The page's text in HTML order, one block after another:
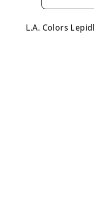
je
5,0
z
L.A. Colors